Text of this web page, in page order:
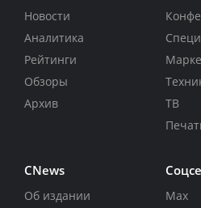
Новости
Аналитика
Рейтинги
Обзоры
Архив
ТВ
CNews
Об издании
Max